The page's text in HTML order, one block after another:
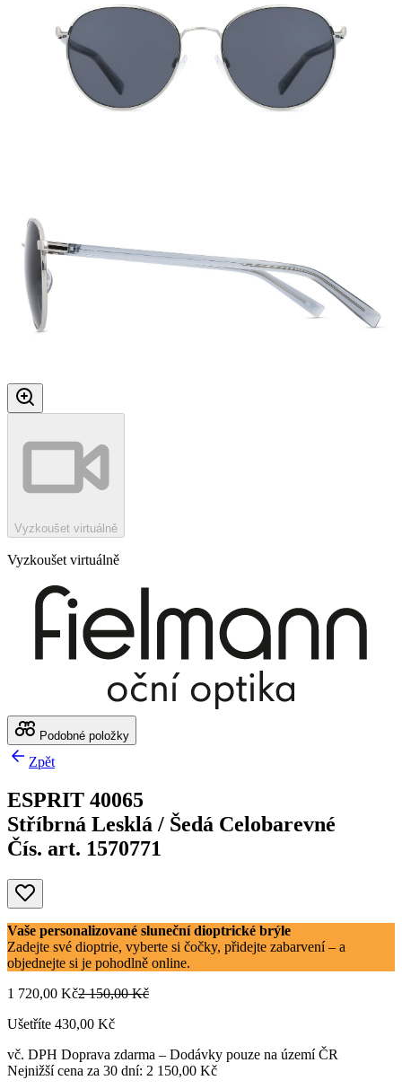
Vyzkoušet virtuálně
Vyzkoušet virtuálně
Podobné položky
Zpět
ESPRIT 40065
Stříbrná Lesklá / Šedá Celobarevné
Čís. art. 1570771
Vaše personalizované sluneční dioptrické brýle
Zadejte své dioptrie, vyberte si čočky, přidejte zabarvení – a
objednejte si je pohodlně online.
1 720,00 Kč2 150,00 Kč
Ušetříte 430,00 Kč
vč. DPH Doprava zdarma – Dodávky pouze na území ČR
Nejnižší cena za 30 dní: 2 150,00 Kč